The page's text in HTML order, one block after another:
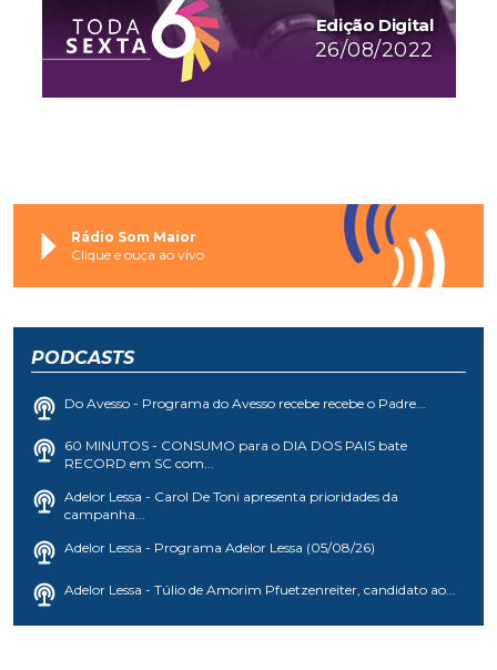
Edição Digital
26/08/2022
Rádio Som Maior
Clique e ouça ao vivo
PODCASTS
Do Avesso - Programa do Avesso recebe recebe o Padre...
60 MINUTOS - CONSUMO para o DIA DOS PAIS bate
RECORD em SC com...
Adelor Lessa - Carol De Toni apresenta prioridades da
campanha...
Adelor Lessa - Programa Adelor Lessa (05/08/26)
Adelor Lessa - Túlio de Amorim Pfuetzenreiter, candidato ao...